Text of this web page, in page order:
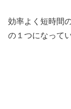
効率よく短時間
の１つになって